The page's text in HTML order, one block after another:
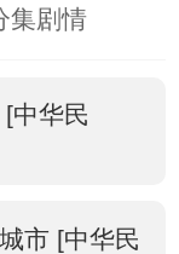
集剧情
中华民
市 [中华民